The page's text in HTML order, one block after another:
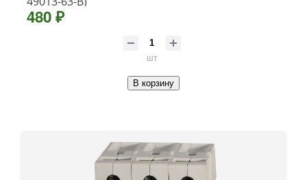
480 ₽
шт
В корзину